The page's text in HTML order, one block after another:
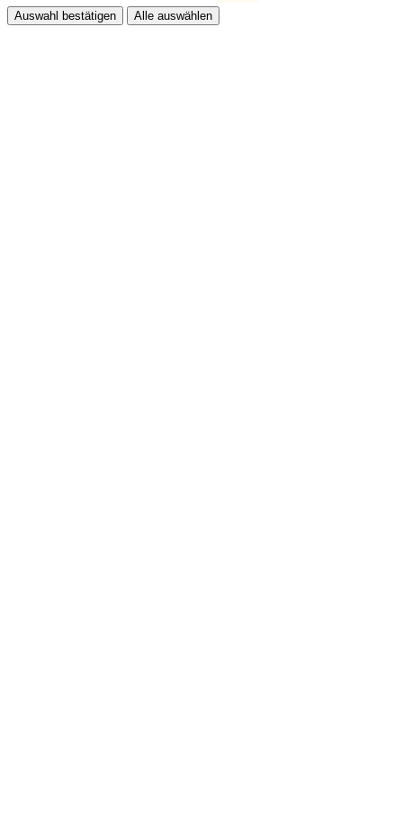
Auswahl bestätigen Alle auswählen